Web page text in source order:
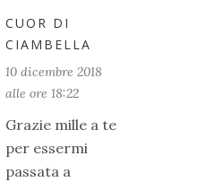
CUOR DI
CIAMBELLA
10 dicembre 2018
alle ore 18:22
Grazie mille a te
per essermi
passata a